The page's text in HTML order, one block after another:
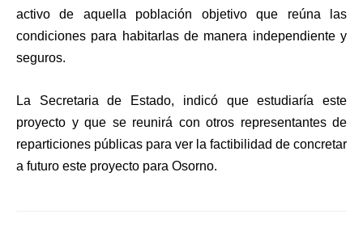
activo de aquella población objetivo que reúna las
condiciones para habitarlas de manera independiente y
seguros.
La Secretaria de Estado, indicó que estudiaría este
proyecto y que se reunirá con otros representantes de
reparticiones públicas para ver la factibilidad de concretar
a futuro este proyecto para Osorno.